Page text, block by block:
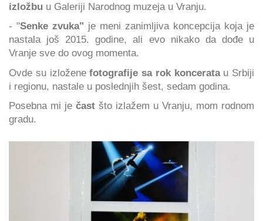
izložbu u Galeriji Narodnog muzeja u Vranju.
- "Senke zvuka" je meni zanimljiva koncepcija koja je
nastala još 2015. godine, ali evo nikako da dođe u
Vranje sve do ovog momenta.
Ovde su izloženefotografije sa rok konceratau Srbiji
i regionu, nastale u poslednjih šest, sedam godina.
Posebna mi je čast što izlažem u Vranju, mom rodnom
gradu.